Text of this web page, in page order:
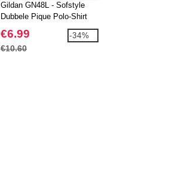
Gildan GN48L - Sofstyle
Dubbele Pique Polo-Shirt
Dames
€6.99
€10.60
-34%